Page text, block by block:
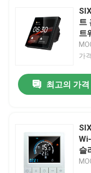
트
트
제
가
최고의 가격
슬
케